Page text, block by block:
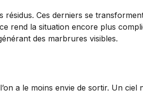
résidus. Ces derniers se
rend la situation encore plus
des marbrures visibles.
a le moins envie de sortir. Un ciel